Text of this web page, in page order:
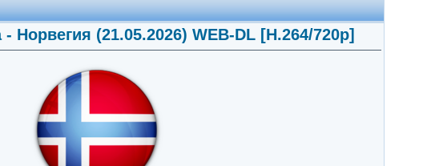
(21.05.2026) WEB-DL [H.264/720p]